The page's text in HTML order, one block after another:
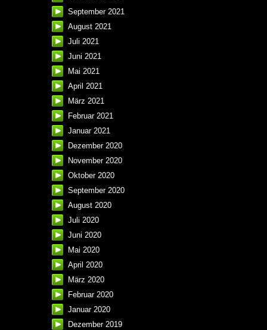
September 2021
August 2021
Juli 2021
Juni 2021
Mai 2021
April 2021
März 2021
Februar 2021
Januar 2021
Dezember 2020
November 2020
Oktober 2020
September 2020
August 2020
Juli 2020
Juni 2020
Mai 2020
April 2020
März 2020
Februar 2020
Januar 2020
Dezember 2019